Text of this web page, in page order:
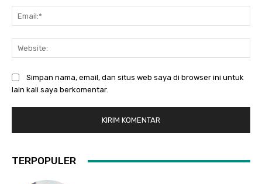
Simpan nama, email, dan situs web saya di browser ini untuk
lain kali saya berkomentar.
TERPOPULER